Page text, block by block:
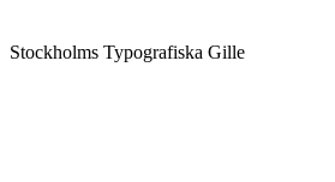
Stockholms Typografiska Gille